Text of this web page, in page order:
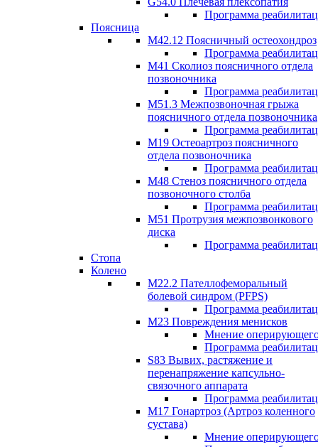
Программа
Поясница
М42.12 Поясничный остеохондроз
Программа
М41 Сколиоз поясничного отдела
позвоночника
Программа
M51.3 Межпозвоночная грыжа
поясничного отдела позвоночника
Программа
М19 Остеоартроз поясничного
отдела позвоночника
Программа
M48 Стеноз поясничного отдела
позвоночного столба
Программа
М51 Протрузия межпозвонкового
диска
Программа
Стопа
Колено
М22.2 Пателлофеморальный
болевой синдром (PFPS)
Программа
М23 Повреждения менисков
Мнение
Программа
S83 Вывих, растяжение и
перенапряжение капсульно-
связочного аппарата
Программа
М17 Гонартроз (Артроз коленного
сустава)
Мнение